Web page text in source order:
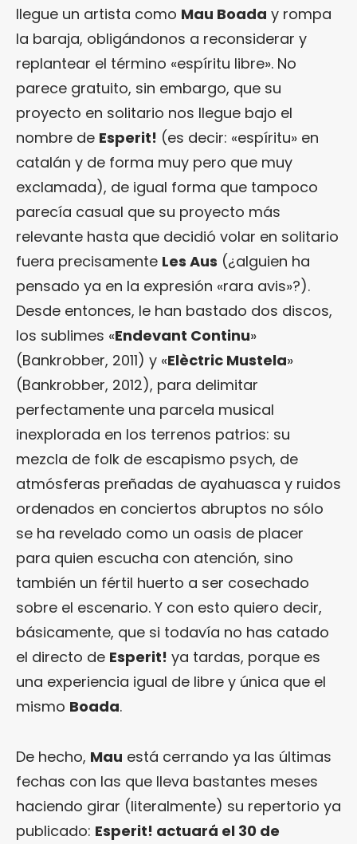
llegue un artista como Mau Boada y rompa
la baraja, obligándonos a reconsiderar y
replantear el término «espíritu libre». No
parece gratuito, sin embargo, que su
proyecto en solitario nos llegue bajo el
nombre de Esperit! (es decir: «espíritu» en
catalán y de forma muy pero que muy
exclamada), de igual forma que tampoco
parecía casual que su proyecto más
relevante hasta que decidió volar en solitario
fuera precisamente Les Aus (¿alguien ha
pensado ya en la expresión «rara avis»?).
Desde entonces, le han bastado dos discos,
los sublimes «Endevant Continu»
(Bankrobber, 2011) y «Elèctric Mustela»
(Bankrobber, 2012), para delimitar
perfectamente una parcela musical
inexplorada en los terrenos patrios: su
mezcla de folk de escapismo psych, de
atmósferas preñadas de ayahuasca y ruidos
ordenados en conciertos abruptos no sólo
se ha revelado como un oasis de placer
para quien escucha con atención, sino
también un fértil huerto a ser cosechado
sobre el escenario. Y con esto quiero decir,
básicamente, que si todavía no has catado
el directo de Esperit! ya tardas, porque es
una experiencia igual de libre y única que el
mismo Boada.
De hecho, Mau está cerrando ya las últimas
fechas con las que lleva bastantes meses
haciendo girar (literalmente) su repertorio ya
publicado: Esperit! actuará el 30 de